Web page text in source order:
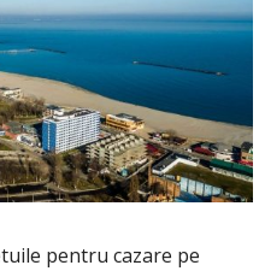
pentru cazare pe